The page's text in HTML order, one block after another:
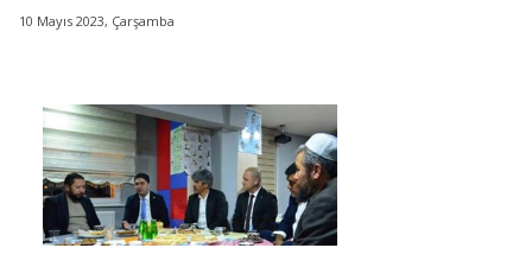
10 Mayıs 2023, Çarşamba